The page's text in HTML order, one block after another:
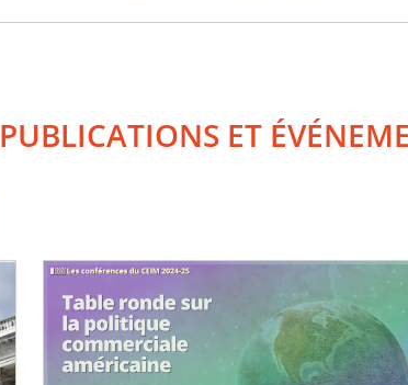
PUBLICATIONS ET